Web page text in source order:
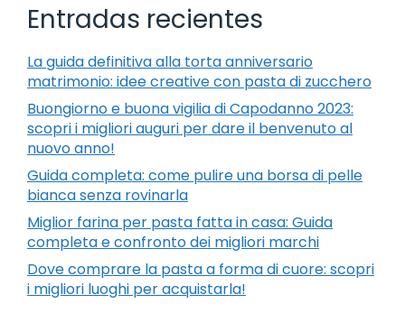
Entradas recientes
La guida definitiva alla torta anniversario
matrimonio: idee creative con pasta di zucchero
Buongiorno e buona vigilia di Capodanno 2023:
scopri i migliori auguri per dare il benvenuto al
nuovo anno!
Guida completa: come pulire una borsa di pelle
bianca senza rovinarla
Miglior farina per pasta fatta in casa: Guida
completa e confronto dei migliori marchi
Dove comprare la pasta a forma di cuore: scopri
i migliori luoghi per acquistarla!